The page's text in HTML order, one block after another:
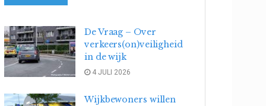
De Vraag – Over
verkeers(on)veiligheid
in de wijk
4 JULI 2026
Wijkbewoners willen